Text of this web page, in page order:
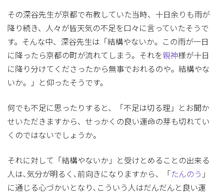
その深谷先生が京都で布教していた当時、十日余りも雨が
降り続き、人々が皆天気の不足を口々に言っていたそうで
す。そんな中、深谷先生は「結構やないか。この雨が一日
に降ったら京都の町が流れてしまう。それを親神様が十日
に降り分けてくださったから無事でおれるのや。結構やな
いか。」と仰ったそうです。
何でも不足に思ったりすると、「不足は切る理」とお聞か
せいただきますから、せっかくの良い運命の芽も切れてい
くのではないでしょうか。
それに対して「結構やないか」と受けとめることの出来る
人は､気分が明るく､前向きになりますから、「 たんのう 」
に通じる心づかいとなり､こういう人はだんだんと良い運